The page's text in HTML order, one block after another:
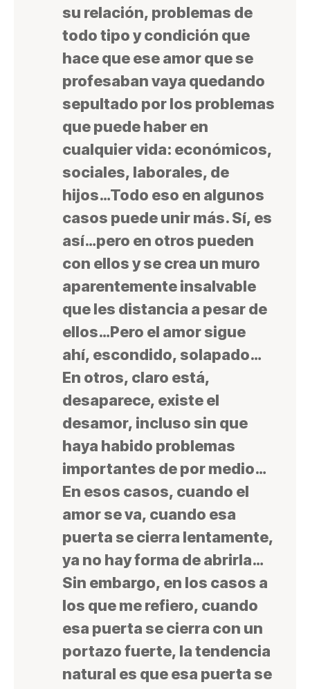
su relación, problemas de
todo tipo y condición que
hace que ese amor que se
profesaban vaya quedando
sepultado por los problemas
que puede haber en
cualquier vida: económicos,
sociales, laborales, de
hijos…Todo eso en algunos
casos puede unir más. Sí, es
así…pero en otros pueden
con ellos y se crea un muro
aparentemente insalvable
que les distancia a pesar de
ellos…Pero el amor sigue
ahí, escondido, solapado…
En otros, claro está,
desaparece, existe el
desamor, incluso sin que
haya habido problemas
importantes de por medio…
En esos casos, cuando el
amor se va, cuando esa
puerta se cierra lentamente,
ya no hay forma de abrirla…
Sin embargo, en los casos a
los que me refiero, cuando
esa puerta se cierra con un
portazo fuerte, la tendencia
natural es que esa puerta se